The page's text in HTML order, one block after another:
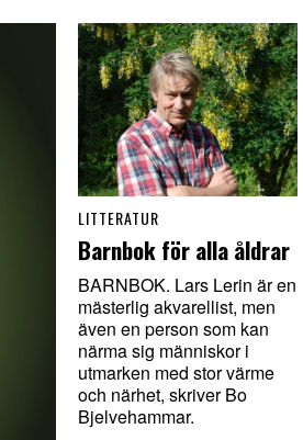
LITTERATUR
Barnbok för alla åldrar
BARNBOK. Lars Lerin är en
mästerlig akvarellist, men
även en person som kan
närma sig människor i
utmarken med stor värme
och närhet, skriver Bo
Bjelvehammar.